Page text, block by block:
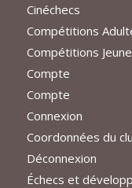
Cinéchecs
Compétitions
Compétitions
Compte
Compte
Connexion
Coordonnées du
Déconnexion
Échecs et